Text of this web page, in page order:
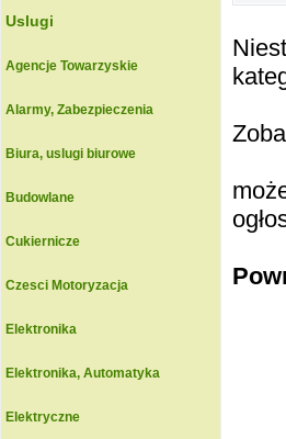
Uslugi
Agencje Towarzyskie
Alarmy, Zabezpieczenia
Biura, uslugi biurowe
Budowlane
Cukiernicze
Czesci Motoryzacja
Elektronika
Elektronika, Automatyka
Elektryczne